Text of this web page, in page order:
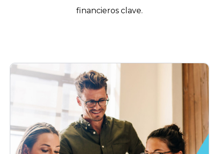
financieros clave.